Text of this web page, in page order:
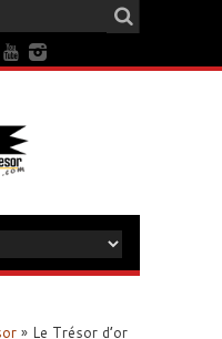
» Le Trésor d’or